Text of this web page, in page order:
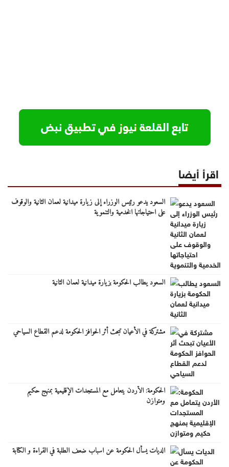
اقرأ أيضا
السعود يدعو رئيس الوزراء إلى زيارة ميدانية لعمان الثانية والوقوف
على احتياجاتها الخدمية والتنموية
السعود يطالب الحكومة بزيارة ميدانية لعمان الثانية
مشتركة في الأعيان تبحث أثر الحوافز الحكومة لدعم القطاع السياحي
الحكومة: الأردن يتعامل مع المستجدات الإقليمية بمنهج حكيم
ومتوازن
الديات يسأل الحكومة عن اسباب ضعف الطلبة في القراءة و الكتابة